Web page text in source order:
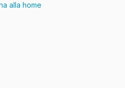
alla home